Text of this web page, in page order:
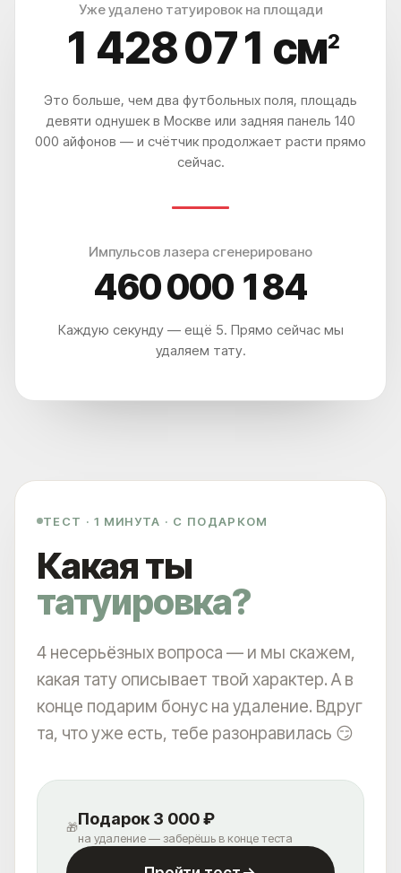
Уже удалено татуировок на площади
1 428 075 см2
Это больше, чем два футбольных поля, площадь
девяти однушек в Москве или задняя панель 140
000 айфонов — и счётчик продолжает расти прямо
сейчас.
Импульсов лазера сгенерировано
460 000 190
Каждую секунду — ещё 5. Прямо сейчас мы
удаляем тату.
ТЕСТ · 1 МИНУТА · С ПОДАРКОМ
Какая ты
татуировка?
4 несерьёзных вопроса — и мы скажем,
какая тату описывает твой характер. А в
конце подарим бонус на удаление. Вдруг
та, что уже есть, тебе разонравилась 😏
🎁Подарок 3 000 ₽
на удаление — заберёшь в конце теста